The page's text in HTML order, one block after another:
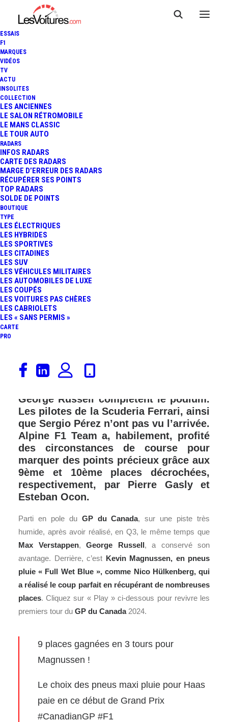
ESSAIS
F1
MARQUES
VIDÉOS
TV
ACTU
INSOLITES
COLLECTION
LES ANCIENNES
LE SALON RÉTROMOBILE
LE MANS CLASSIC
LE TOUR AUTO
RADARS
INFOS RADARS
CARTE DES RADARS
MARGE D’ERREUR DES RADARS
RÉCUPÉRER SES POINTS
TOP RADARS
SOLDE DE POINTS
BOUTIQUE
TYPE
LES ÉLECTRIQUES
LES HYBRIDES
LES SPORTIVES
LES CITADINES
LES SUV
LES VÉHICULES MILITAIRES
LES AUTOMOBILES DE LUXE
LES COUPÉS
LES VOITURES PAS CHÈRES
LES CABRIOLETS
LES « SANS PERMIS »
CARTE
PRO
VERSTAPPEN VAINQUEUR
D'UNE COURSE FOLLE, GASLY
ET OCON DANS LES POINTS
6 Minutes
Max Verstappen remporte le GP du
Canada, à rebondissements, disputé
George Russell complètent le podium.
Les pilotes de la Scuderia Ferrari, ainsi
que Sergio Pérez n’ont pas vu l’arrivée.
Alpine F1 Team a, habilement, profité
des circonstances de course pour
marquer des points précieux grâce aux
9ème et 10ème places décrochées,
respectivement, par Pierre Gasly et
Esteban Ocon.
Parti en pole du GP du Canada, sur une piste très
humide, après avoir réalisé, en Q3, le même temps que
Max Verstappen, George Russell, a conservé son
avantage. Derrière, c’est Kevin Magnussen, en pneus
pluie « Full Wet Blue », comme Nico Hülkenberg, qui
a réalisé le coup parfait en récupérant de nombreuses
places. Cliquez sur « Play » ci-dessous pour revivre les
premiers tour du GP du Canada2024.
9 places gagnées en 3 tours pour
Magnussen !
Le choix des pneus maxi pluie pour Haas
paie en ce début de Grand Prix
#CanadianGP #F1